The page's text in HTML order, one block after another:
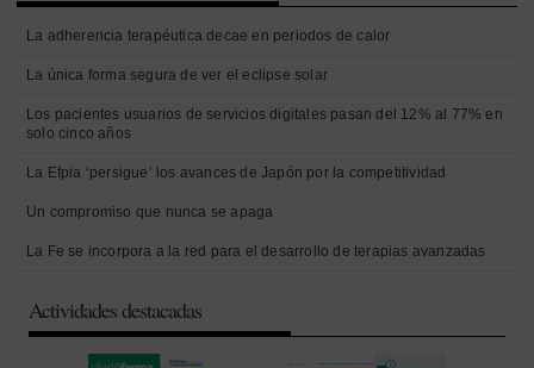
La adherencia terapéutica decae en periodos de calor
La única forma segura de ver el eclipse solar
Los pacientes usuarios de servicios digitales pasan del 12% al 77% en
solo cinco años
La Efpia ‘persigue’ los avances de Japón por la competitividad
Un compromiso que nunca se apaga
La Fe se incorpora a la red para el desarrollo de terapias avanzadas
Actividades destacadas